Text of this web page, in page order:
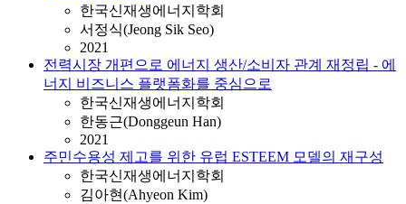
한국신재생에너지학회
서정식(Jeong Sik Seo)
2021
전력시장 개편으로 에너지 생산/소비자 관계 재정립 - 에
너지 비즈니스 플랫폼화를 중심으로
한국신재생에너지학회
한동근(Donggeun Han)
2021
주민수용성 제고를 위한 유럽 ESTEEM 모델의 재구성
한국신재생에너지학회
김아현(Ahyeon Kim)